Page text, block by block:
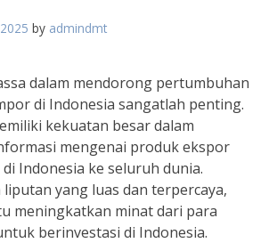
by admindmt
dalam mendorong pertumbuhan
di Indonesia sangatlah penting.
kekuatan besar dalam
mengenai produk ekspor
Indonesia ke seluruh dunia.
liputan yang luas dan terpercaya,
meningkatkan minat dari para
berinvestasi di Indonesia.